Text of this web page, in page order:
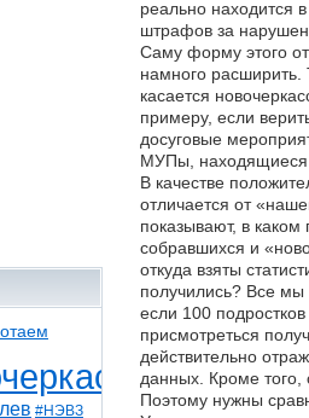
#НЭВЗ
реально находится
штрафов за
Саму форму этого
намного расширить.
касается
примеру, если
досуговые
МУПы, находящиеся
В качестве
отличается от
показывают, в
собравшихся и
откуда взяты
получились? Все
если 100
присмотреться
действительно
данных. Кроме того,
Поэтому нужны